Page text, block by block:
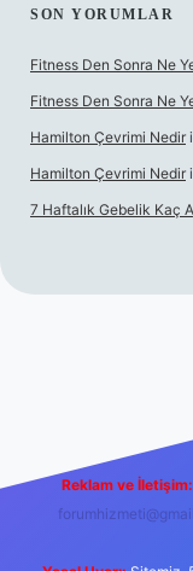
SON YORUMLAR
Fitness Den Sonra Ne
Fitness Den Sonra Ne
Hamilton Çevrimi Nedir
Hamilton Çevrimi Nedir
7 Haftalık Gebelik Kaç
Reklam ve İletişim: